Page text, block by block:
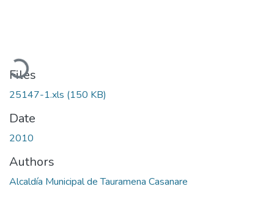
Loading...
Files
25147-1.xls (150 KB)
Date
2010
Authors
Alcaldía Municipal de Tauramena Casanare